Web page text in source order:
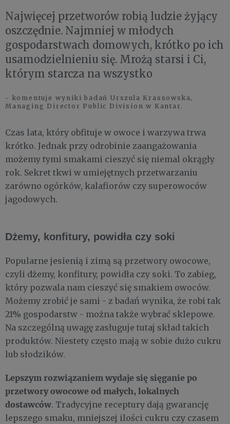
Najwięcej przetworów robią ludzie żyjący
oszczędnie. Najmniej w młodych
gospodarstwach domowych, krótko po ich
usamodzielnieniu się. Mrożą starsi i Ci,
którym starcza na wszystko
- komentuje wyniki badań Urszula Krassowska,
Managing Director Public Division w Kantar.
Czas lata, który obfituje w owoce i warzywa trwa
krótko. Jednak przy odrobinie zaangażowania
możemy tymi smakami cieszyć się niemal okrągły
rok. Sekret tkwi w umiejętnych przetwarzaniu
zarówno ogórków, kalafiorów czy superowoców
jagodowych.
Dżemy, konfitury, powidła czy soki
Popularne jesienią i zimą są przetwory owocowe,
czyli dżemy, konfitury, powidła czy soki. To zabieg,
który pozwala nam cieszyć się smakiem owoców.
Możemy zrobić je sami - z badań wynika, że robi tak
21% gospodarstw - można także wybrać sklepowe.
Na szczególną uwagę zasługuje tutaj skład takich
produktów. Niestety często mają w sobie dużo cukru
lub słodzików.
Lepszym rozwiązaniem wydaje się sięganie po
przetwory owocowe od małych, lokalnych
dostawców. Tradycyjne receptury dają gwarancję
lepszego smaku, mniejszej ilości cukru czy czasem